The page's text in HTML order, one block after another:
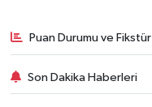
Puan Durumu ve Fikstür
Son Dakika Haberleri